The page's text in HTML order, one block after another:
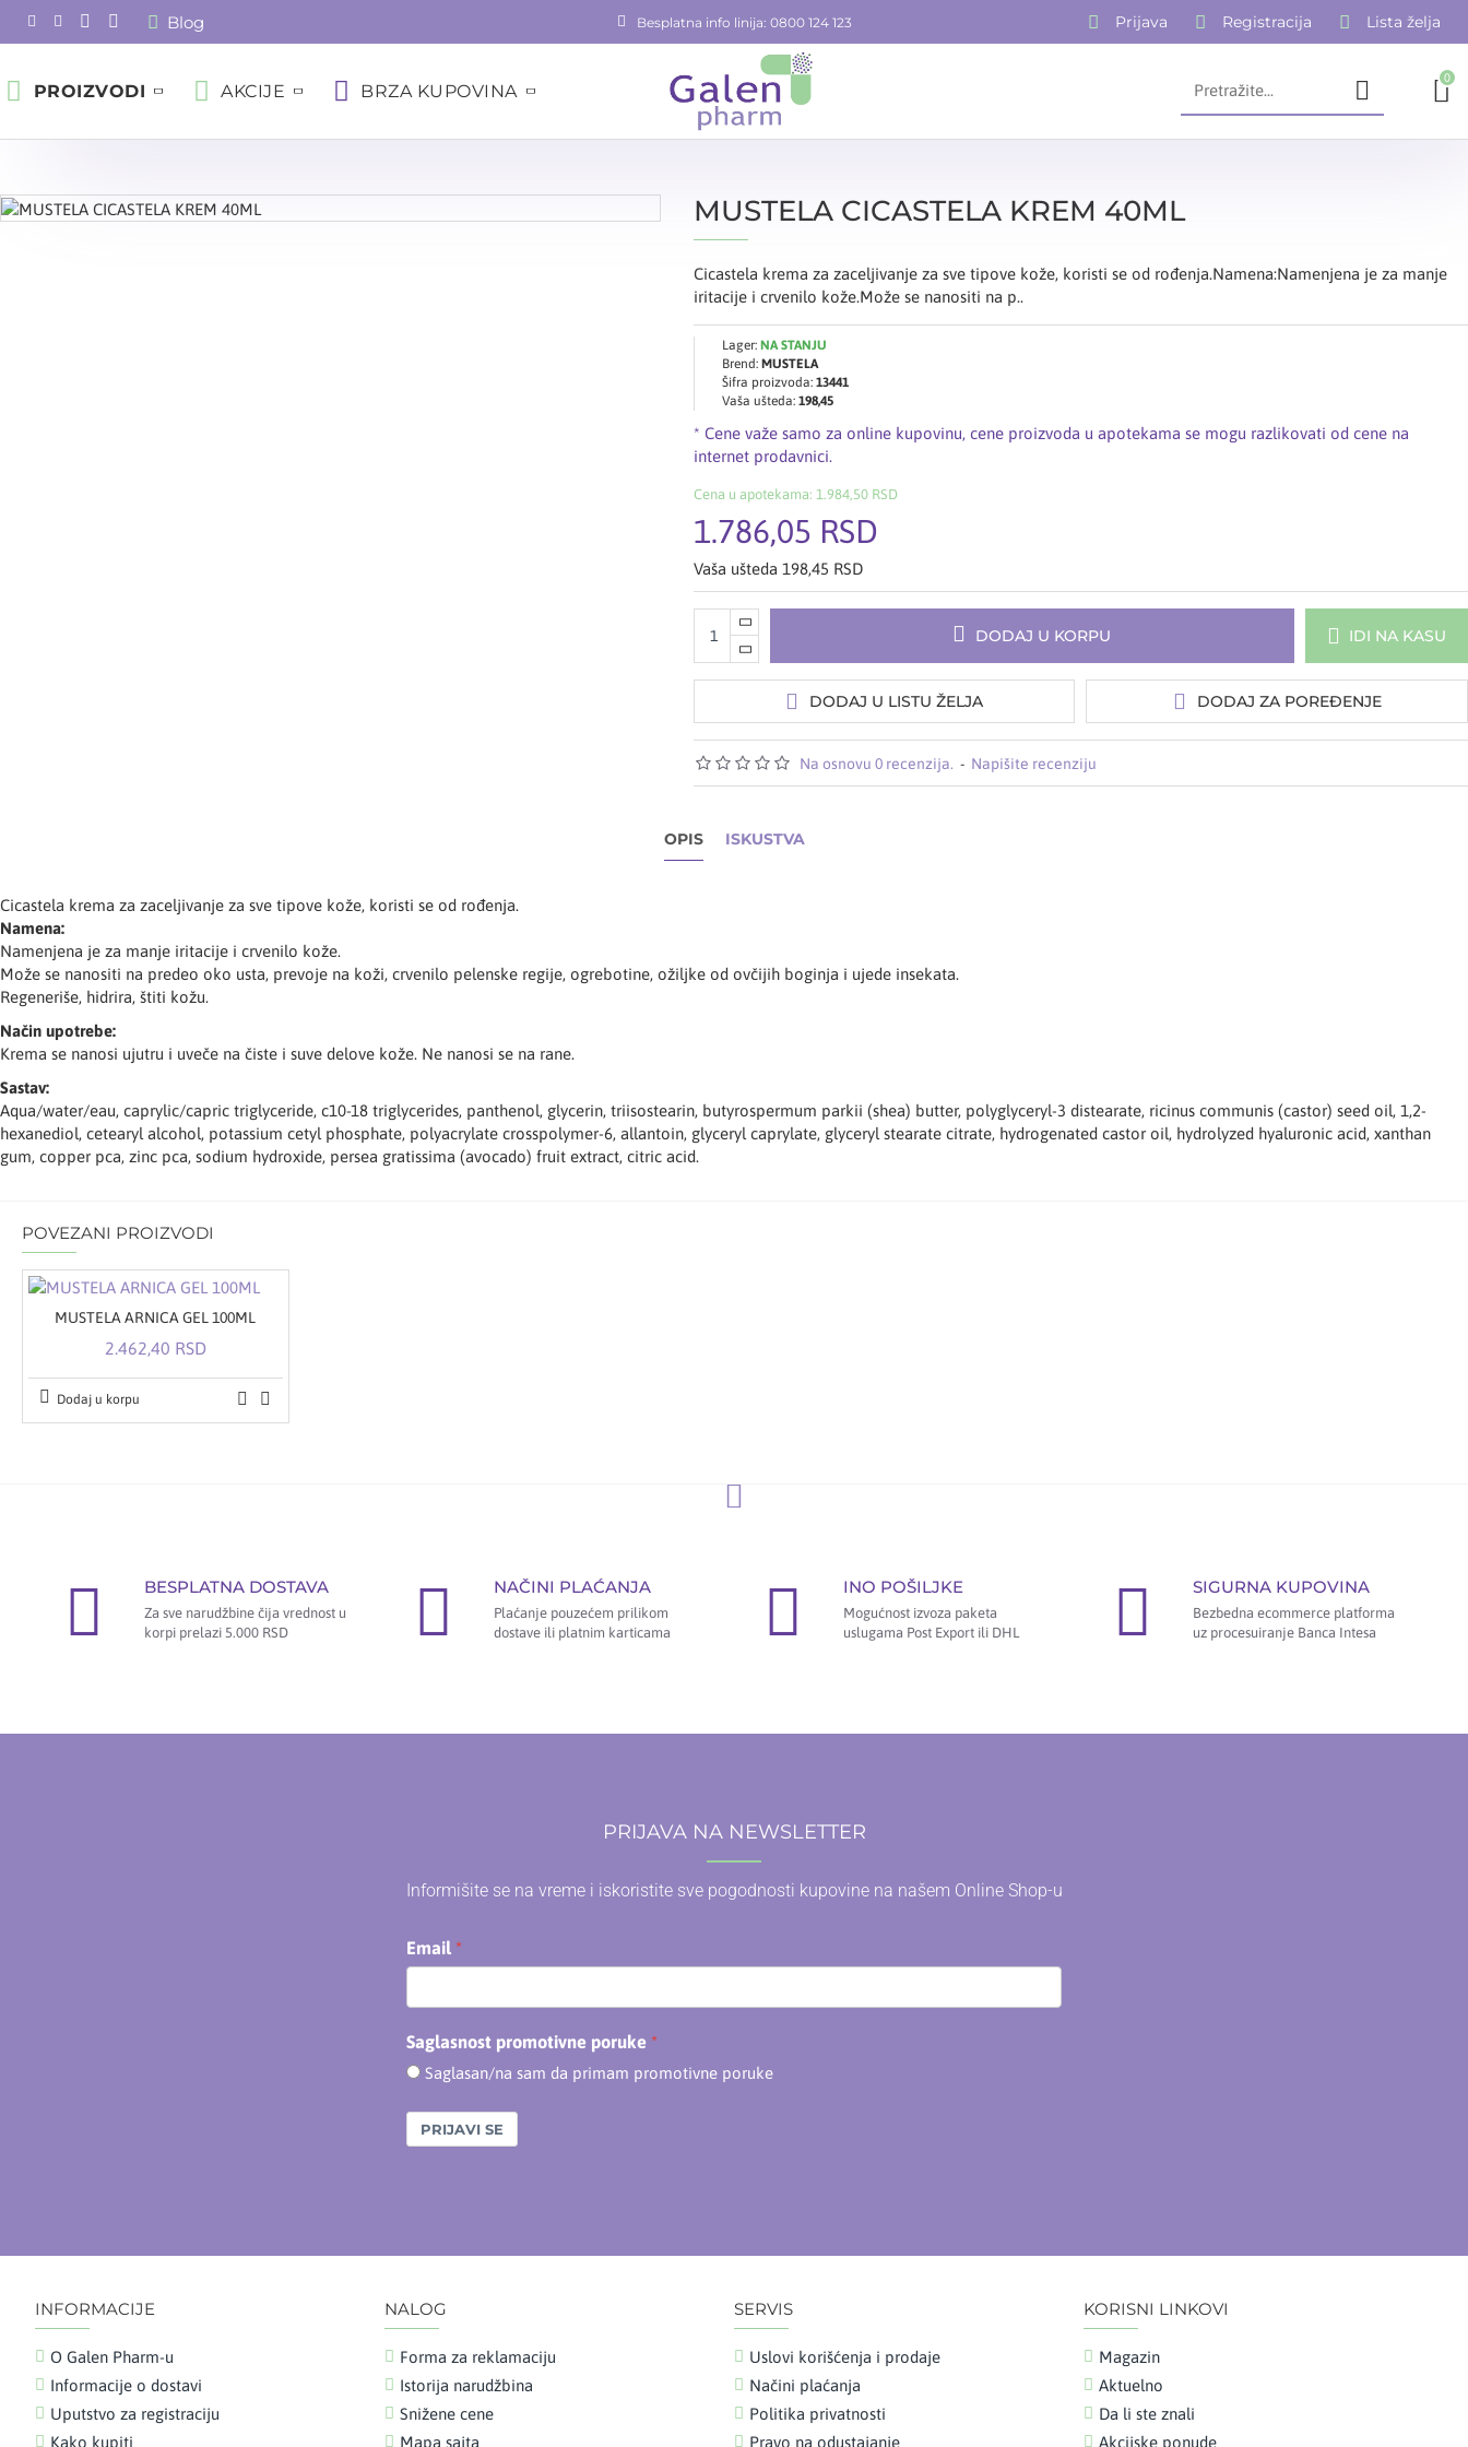
Blog Besplatna info linija: 0800 124 123 Prijava Registracija Lista želja
PROIZVODI AKCIJE BRZA KUPOVINA
0
MUSTELA CICASTELA KREM 40ML
Cicastela krema za zaceljivanje za sve tipove kože, koristi se od rođenja.Namena:Namenjena je za manje
iritacije i crvenilo kože.Može se nanositi na p..
Na osnovu 0 recenzija. - Napišite recenziju
* Cene važe samo za online kupovinu, cene proizvoda u apotekama se mogu razlikovati od cene na
internet prodavnici.
1.786,05 RSD
Cena u apotekama: 1.984,50 RSD
Vaša ušteda 198,45 RSD
Lager: NA STANJU
Brend: MUSTELA
Šifra proizvoda: 13441
Vaša ušteda: 198,45
DODAJ U KORPU IDI NA KASU
DODAJ U LISTU ŽELJA DODAJ ZA POREĐENJE
OPIS ISKUSTVA
Cicastela krema za zaceljivanje za sve tipove kože, koristi se od rođenja.
Namena:
Namenjena je za manje iritacije i crvenilo kože.
Može se nanositi na predeo oko usta, prevoje na koži, crvenilo pelenske regije, ogrebotine, ožiljke od ovčijih boginja i ujede insekata.
Regeneriše, hidrira, štiti kožu.
Način upotrebe:
Krema se nanosi ujutru i uveče na čiste i suve delove kože. Ne nanosi se na rane.
Sastav:
Aqua/water/eau, caprylic/capric triglyceride, c10-18 triglycerides, panthenol, glycerin, triisostearin, butyrospermum parkii (shea) butter, polyglyceryl-3 distearate, ricinus communis (castor) seed oil, 1,2-
hexanediol, cetearyl alcohol, potassium cetyl phosphate, polyacrylate crosspolymer-6, allantoin, glyceryl caprylate, glyceryl stearate citrate, hydrogenated castor oil, hydrolyzed hyaluronic acid, xanthan
gum, copper pca, zinc pca, sodium hydroxide, persea gratissima (avocado) fruit extract, citric acid.
POVEZANI PROIZVODI
MUSTELA ARNICA GEL 100ML
2.462,40 RSD
Dodaj u korpu
BESPLATNA DOSTAVA
Za sve narudžbine čija vrednost u
korpi prelazi 5.000 RSD
NAČINI PLAĆANJA
Plaćanje pouzećem prilikom
dostave ili platnim karticama
INO POŠILJKE
Mogućnost izvoza paketa
uslugama Post Export ili DHL
SIGURNA KUPOVINA
Bezbedna ecommerce platforma
uz procesuiranje Banca Intesa
PRIJAVA NA NEWSLETTER
Informišite se na vreme i iskoristite sve pogodnosti kupovine na našem Online Shop-u
Email
Saglasnost promotivne poruke
Saglasan/na sam da primam promotivne poruke
PRIJAVI SE
INFORMACIJE
O Galen Pharm-u
Informacije o dostavi
Uputstvo za registraciju
Kako kupiti
NALOG
Forma za reklamaciju
Istorija narudžbina
Snižene cene
Mapa sajta
SERVIS
Uslovi korišćenja i prodaje
Načini plaćanja
Politika privatnosti
Pravo na odustajanje
KORISNI LINKOVI
Magazin
Aktuelno
Da li ste znali
Akcijske ponude